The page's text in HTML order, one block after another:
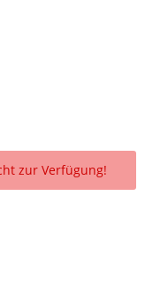
zur Verfügung!